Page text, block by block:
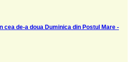
cea de-a doua Duminica din Postul Mare -